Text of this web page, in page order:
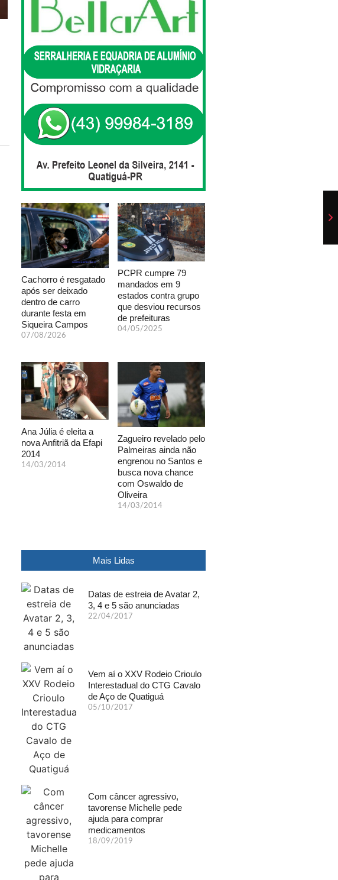
Cachorro é resgatado
após ser deixado
dentro de carro
durante festa em
Siqueira Campos
07/08/2026
PCPR cumpre 79
mandados em 9
estados contra grupo
que desviou recursos
de prefeituras
04/05/2025
Ana Júlia é eleita a
nova Anfitriã da Efapi
2014
14/03/2014
Zagueiro revelado pelo
Palmeiras ainda não
engrenou no Santos e
busca nova chance
com Oswaldo de
Oliveira
14/03/2014
Mais Lidas
Datas de estreia de Avatar 2,
3, 4 e 5 são anunciadas
22/04/2017
Vem aí o XXV Rodeio Crioulo
Interestadual do CTG Cavalo
de Aço de Quatiguá
05/10/2017
Com câncer agressivo,
tavorense Michelle pede
ajuda para comprar
medicamentos
18/09/2019